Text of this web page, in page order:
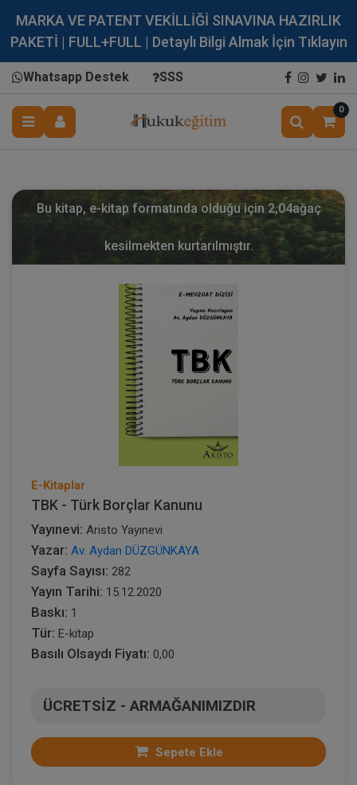
MARKA VE PATENT VEKİLLİĞİ SINAVINA HAZIRLIK
PAKETİ | FULL+FULL | Detaylı Bilgi Almak İçin Tıklayın
Whatsapp Destek SSS
0
Bu kitap, e-kitap formatında olduğu için 2,04ağaç
kesilmekten kurtarılmıştır.
E-Kitaplar
TBK - Türk Borçlar Kanunu
Yayınevi: Aristo Yayınevi
Yazar: Av. Aydan DÜZGÜNKAYA
Sayfa Sayısı: 282
Yayın Tarihi: 15.12.2020
Baskı: 1
Tür: E-kitap
Basılı Olsaydı Fiyatı: 0,00
ÜCRETSİZ - ARMAĞANIMIZDIR
Sepete Ekle